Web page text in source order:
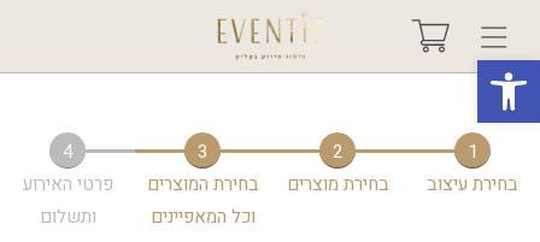
פתח סרגל נגישות
בחר אירוע +
1
בחירת עיצוב
2
בחירת מוצרים
3
בחירת המוצרים
וכל המאפיינים
4
פרטי האירוע
ותשלום